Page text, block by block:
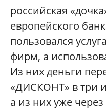
российская
европейского
пользовался
фирм, а
Из них деньги
«ДИСКОНТ» в три
а из них уже